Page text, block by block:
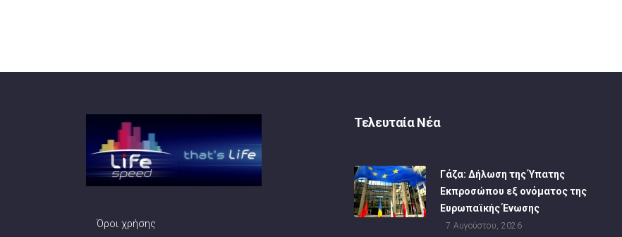
Όροι χρήσης
Τελευταία Νέα
Γάζα: Δήλωση της Ύπατης
Εκπροσώπου εξ ονόματος της
Ευρωπαϊκής Ένωσης
7 Αυγούστου, 2026